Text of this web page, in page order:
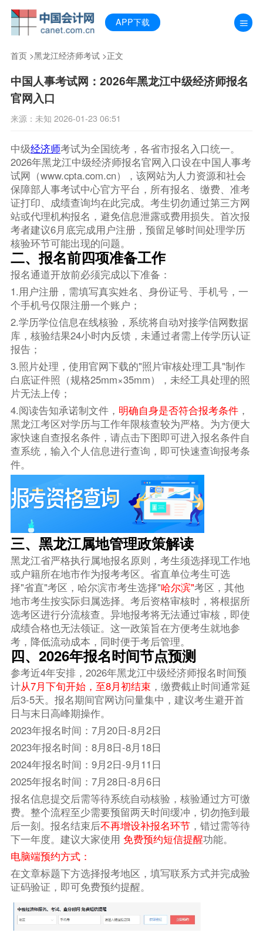
APP下载
首页>黑龙江经济师考试>正文
中国人事考试网：2026年黑龙江中级经济师报名
官网入口
来源：未知 2026-01-23 06:51
中级经济师考试为全国统考，各省市报名入口统一。
2026年黑龙江中级经济师报名官网入口设在中国人事考
试网（www.cpta.com.cn），该网站为人力资源和社会
保障部人事考试中心官方平台，所有报名、缴费、准考
证打印、成绩查询均在此完成。考生切勿通过第三方网
站或代理机构报名，避免信息泄露或费用损失。首次报
考者建议6月底完成用户注册，预留足够时间处理学历
核验环节可能出现的问题。
二、报名前四项准备工作
报名通道开放前必须完成以下准备：
1.用户注册，需填写真实姓名、身份证号、手机号，一
个手机号仅限注册一个账户；
2.学历学位信息在线核验，系统将自动对接学信网数据
库，核验结果24小时内反馈，未通过者需上传学历认证
报告；
3.照片处理，使用官网下载的"照片审核处理工具"制作
白底证件照（规格25mm×35mm），未经工具处理的照
片无法上传；
4.阅读告知承诺制文件， 明确自身是否符合报考条件，
黑龙江考区对学历与工作年限核查较为严格。 为方便大
家快速自查报名条件，请点击下图即可进入报名条件自
查系统，输入个人信息进行查询，即可快速查询报考条
件。
三、黑龙江属地管理政策解读
黑龙江省严格执行属地报名原则，考生须选择现工作地
或户籍所在地市作为报考考区。省直单位考生可选
择"省直"考区，哈尔滨市考生选择"哈尔滨"考区，其他
地市考生按实际归属选择。考后资格审核时，将根据所
选考区进行分流核查。异地报考将无法通过审核，即使
成绩合格也无法领证。这一政策旨在方便考生就地参
考，降低流动成本，同时便于考后管理。
四、2026年报名时间节点预测
参考近4年安排，2026年黑龙江中级经济师报名时间预
计从7月下旬开始，至8月初结束 ，缴费截止时间通常延
后3-5天。报名期间官网访问量集中，建议考生避开首
日与末日高峰期操作。
2023年报名时间：7月20日-8月2日
2023年报名时间：8月8日-8月18日
2024年报名时间：9月2日-9月11日
2025年报名时间：7月28日-8月6日
报名信息提交后需等待系统自动核验，核验通过方可缴
费。整个流程至少需要预留两天时间缓冲，切勿拖到最
后一刻。报名结束后不再增设补报名环节，错过需等待
下一年度。建议大家使用 免费预约短信提醒功能。
电脑端预约方式：
在文章标题下方选择报考地区，填写联系方式并完成验
证码验证，即可免费预约提醒。